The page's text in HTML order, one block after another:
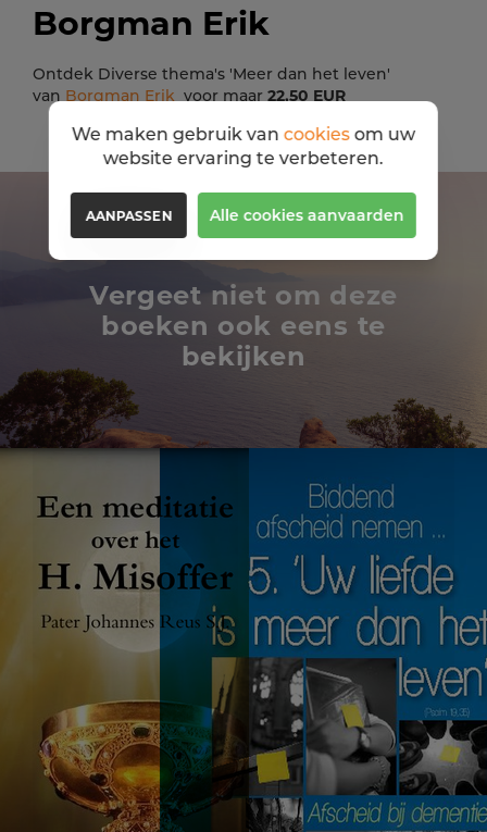
Borgman Erik
Ontdek Diverse thema's 'Meer dan het leven'
van Borgman Erik voor maar 22,50 EUR
Vergeet niet om deze
boeken ook eens te
bekijken
We maken gebruik van cookiesom uw
website ervaring te verbeteren.
AANPASSEN Alle cookies aanvaarden